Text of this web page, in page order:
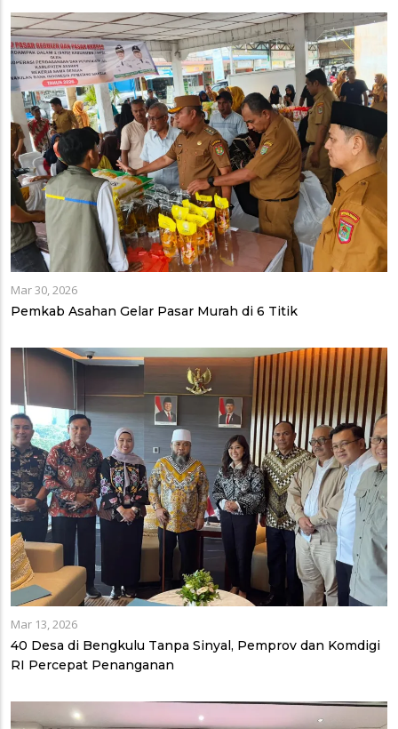
Mar 30, 2026
Pemkab Asahan Gelar Pasar Murah di 6 Titik
Mar 13, 2026
40 Desa di Bengkulu Tanpa Sinyal, Pemprov dan Komdigi
RI Percepat Penanganan